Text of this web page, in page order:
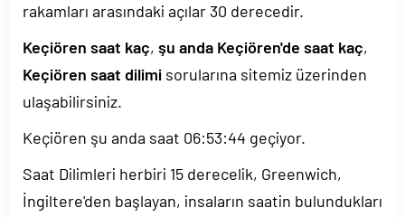
rakamları arasındaki açılar 30 derecedir.
Keçiören saat kaç, şu anda Keçiören'de saat kaç,
Keçiören saat dilimi sorularına sitemiz üzerinden
ulaşabilirsiniz.
Keçiören şu anda saat 06:53:45 geçiyor.
Saat Dilimleri herbiri 15 derecelik, Greenwich,
İngiltere'den başlayan, insaların saatin bulundukları